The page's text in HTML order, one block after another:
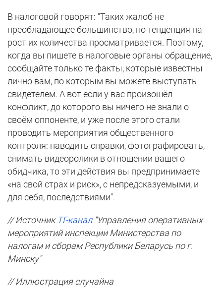
В налоговой говорят: "Таких жалоб не
преобладающее большинство, но тенденция на
рост их количества просматривается. Поэтому,
когда вы пишете в налоговые органы обращение,
сообщайте только те факты, которые известны
лично вам, по которым вы можете выступать
свидетелем. А вот если у вас произошёл
конфликт, до которого вы ничего не знали о
своём оппоненте, и уже после этого стали
проводить мероприятия общественного
контроля: наводить справки, фотографировать,
снимать видеоролики в отношении вашего
обидчика, то эти действия вы предпринимаете
«на свой страх и риск», с непредсказуемыми, и
для себя, последствиями".
// Источник ТГ-канал"Управления оперативных
мероприятий инспекции Министерства по
налогам и сборам Республики Беларусь по г.
Минску"
// Иллюстрация случайна